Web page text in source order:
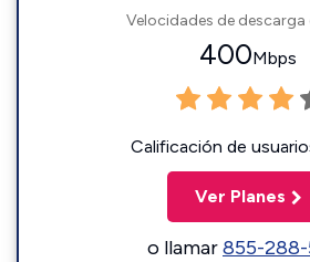
Velocidades de descarga
400Mbps
Calificación de
Ver Planes
o llamar855-288-